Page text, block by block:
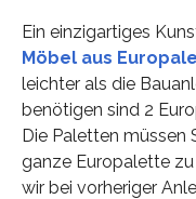
Ein einzigartiges
Möbel aus
leichter als die
benötigen sind 2
Die Paletten müssen
ganze Europalette
wir bei vorheriger